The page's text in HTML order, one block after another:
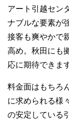
アート引越セン
ナブルな要素が
接客も爽やかで
高め。秋田にも
応に期待できま
料金面はもちろ
に求められる様
の安定している